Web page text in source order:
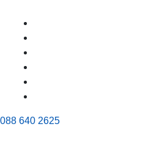
088 640 2625